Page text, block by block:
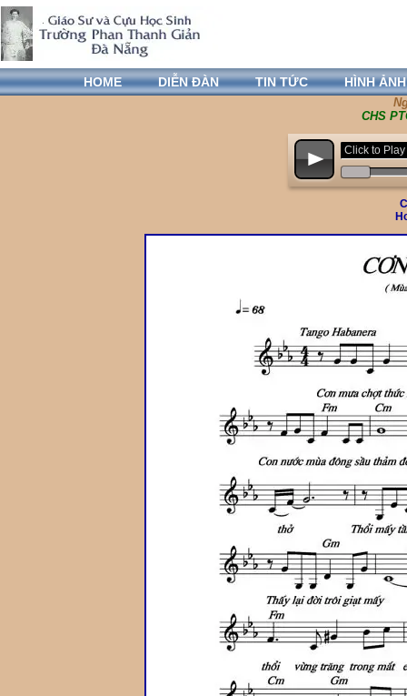
HOME DIỄN ĐÀN TIN TỨC HÌNH ẢNH
CHS
p Click to